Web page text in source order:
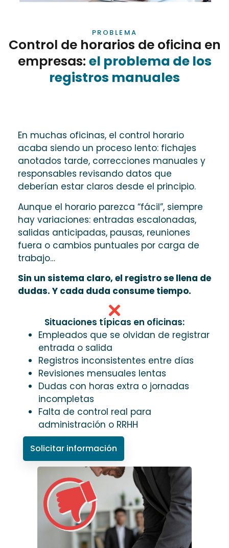
PROBLEMA
Control de horarios de oficina en
empresas: el problema de los
registros manuales
En muchas oficinas, el control horario
acaba siendo un proceso lento: fichajes
anotados tarde, correcciones manuales y
responsables revisando datos que
deberían estar claros desde el principio.
Aunque el horario parezca “fácil”, siempre
hay variaciones: entradas escalonadas,
salidas anticipadas, pausas, reuniones
fuera o cambios puntuales por carga de
trabajo…
Sin un sistema claro, el registro se llena de
dudas. Y cada duda consume tiempo.
Situaciones típicas en oficinas:
Empleados que se olvidan de registrar
entrada o salida
Registros inconsistentes entre días
Revisiones mensuales lentas
Dudas con horas extra o jornadas
incompletas
Falta de control real para
administración o RRHH
Solicitar información